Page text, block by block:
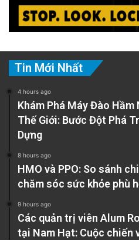
Tin Mới Nhất
4 hours ago
Khám Phá Máy Đào
Thế Giới: Bước Đột Phá
Dựng
8 hours ago
HMO và PPO: So sánh
chăm sóc sức khỏe phù
9 hours ago
Các quản trị viên Alum
tại Nam Hạt: Cuộc chiến